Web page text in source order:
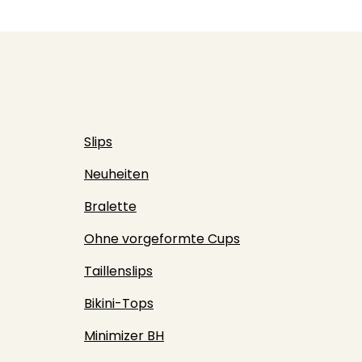
Slips
Neuheiten
Bralette
Ohne vorgeformte Cups
Taillenslips
Bikini-Tops
Minimizer BH